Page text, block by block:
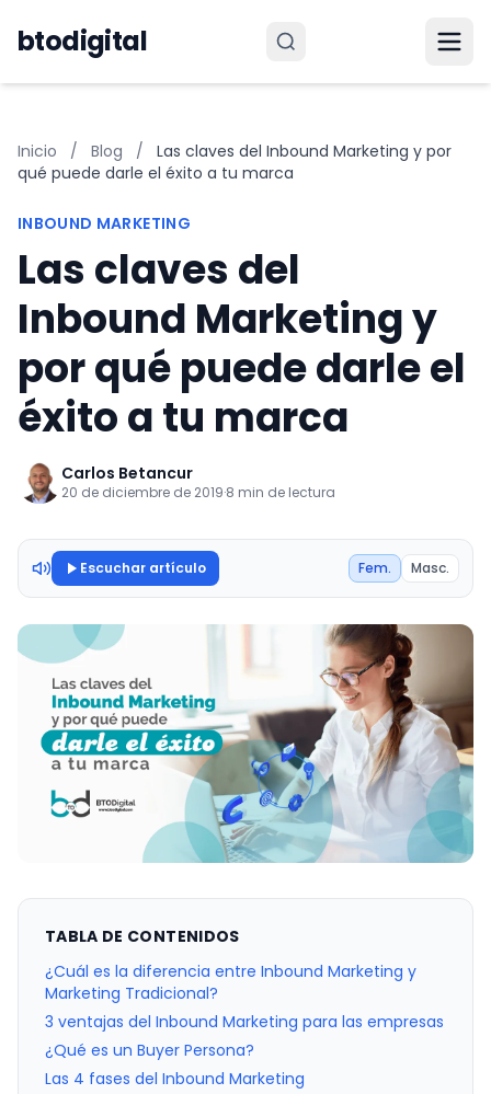
btodigital
Inicio / Blog /
Las claves del Inbound Marketing y por
qué puede darle el éxito a tu marca
INBOUND MARKETING
Las claves del
Inbound Marketing y
por qué puede darle el
éxito a tu marca
Carlos Betancur
20 de diciembre de 2019·8 min de lectura
Escuchar artículo Fem. Masc.
TABLA DE CONTENIDOS
¿Cuál es la diferencia entre Inbound Marketing y
Marketing Tradicional?
3 ventajas del Inbound Marketing para las empresas
¿Qué es un Buyer Persona?
Las 4 fases del Inbound Marketing